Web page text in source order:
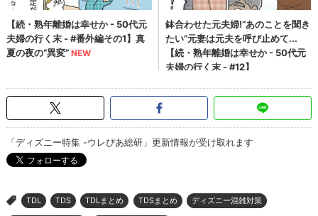
「ディズニー特集 -ウレぴあ総研」更新情報が受け取れます
> TDL TDS TDLまとめ TDSまとめ ディズニー混雑対策